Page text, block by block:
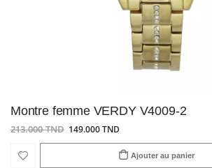
Montre femme VERDY V4009-2
213.000 TND 149.000 TND
Ajouter au panier